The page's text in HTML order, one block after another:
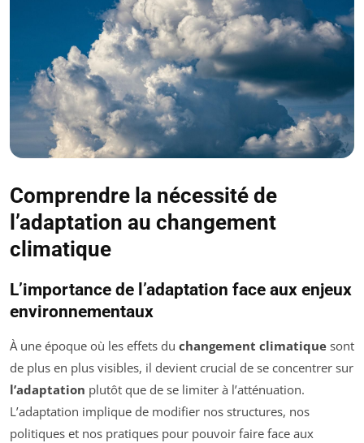
Comprendre la nécessité de
l’adaptation au changement
climatique
L’importance de l’adaptation face aux enjeux
environnementaux
À une époque où les effets du changement climatique sont
de plus en plus visibles, il devient crucial de se concentrer sur
l’adaptation plutôt que de se limiter à l’atténuation.
L’adaptation implique de modifier nos structures, nos
politiques et nos pratiques pour pouvoir faire face aux